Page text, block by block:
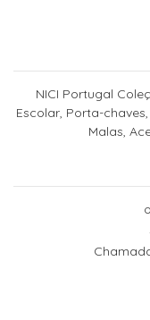
NICI Portugal
Escolar, Porta-
Malas,